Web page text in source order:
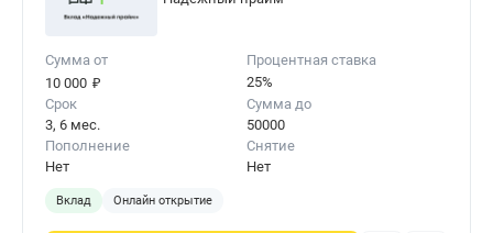
Сумма от
10 000 ₽
Процентная ставка
25%
Срок
3, 6 мес.
Сумма до
50000
Пополнение
Нет
Снятие
Нет
Вклад Онлайн открытие